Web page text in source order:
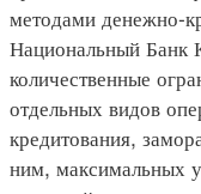
методами денежно-
Национальный Банк
количественные
отдельных видов
кредитования,
ним, максимальных